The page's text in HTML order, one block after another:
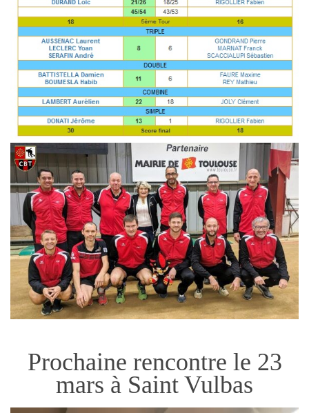
Prochaine rencontre le 23
mars à Saint Vulbas